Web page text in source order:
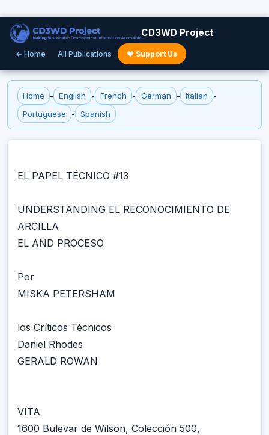
CD3WD Project
← Home All Publications ♥ Support Us
Home - English - French - German - Italian
-
Portuguese
- Spanish
EL PAPEL TÉCNICO #13
UNDERSTANDING EL RECONOCIMIENTO DE
ARCILLA
EL AND PROCESO
Por
MISKA PETERSHAM
los Críticos Técnicos
Daniel Rhodes
GERALD ROWAN
VITA
1600 Bulevar de Wilson, Colección 500,